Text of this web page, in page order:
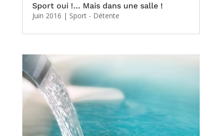
Sport oui !… Mais dans une salle !
Juin 2016 | Sport - Détente